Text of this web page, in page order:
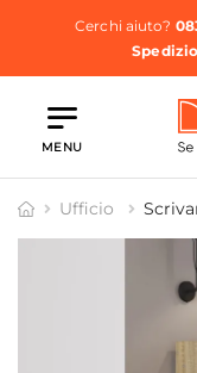
Cerchi aiuto?
MENU
Ufficio